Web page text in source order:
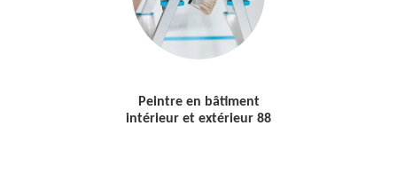
Peintre en bâtiment
intérieur et extérieur 88